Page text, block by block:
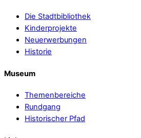
Die Stadtbibliothek
Kinderprojekte
Neuerwerbungen
Historie
Museum
Themenbereiche
Rundgang
Historischer Pfad